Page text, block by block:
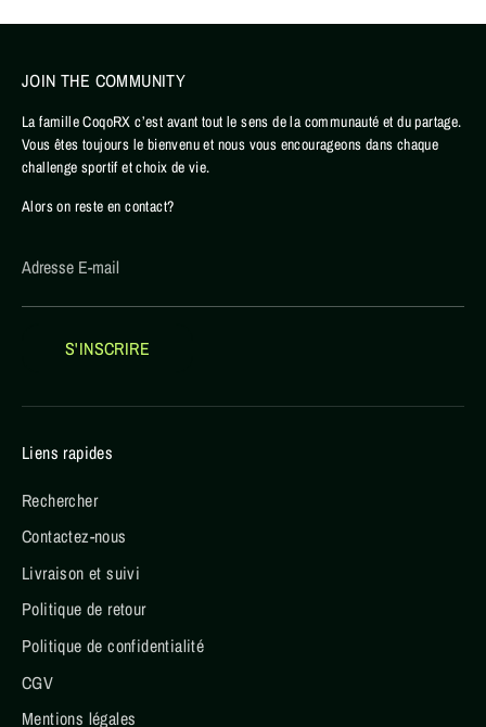
JOIN THE COMMUNITY
La famille CoqoRX c’est avant tout le sens de la communauté et du partage.
Vous êtes toujours le bienvenu et nous vous encourageons dans chaque
challenge sportif et choix de vie.
Alors on reste en contact?
Adresse E-mail
S'INSCRIRE
Liens rapides
Rechercher
Contactez-nous
Livraison et suivi
Politique de retour
Politique de confidentialité
CGV
Mentions légales